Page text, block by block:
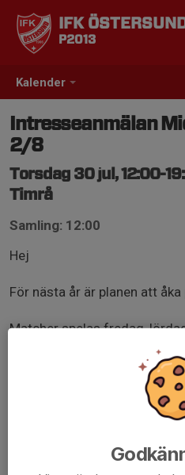
Kalender
IFK
P2013
Intresseanmälan
2/8
Torsdag 30 jul, 12:00-
Timrå
Samling: 12:00
Hej
För nästa år är planen att
Matcher spelas fredag,
vara beredda på att åka vid
Det här är en
svarar även om ni är osäker
kommentar). Anledningen är
så fort som möjligt). För att